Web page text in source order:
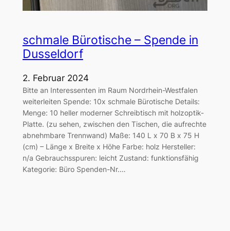
schmale Bürotische – Spende in
Dusseldorf
2. Februar 2024
Bitte an Interessenten im Raum Nordrhein-Westfalen
weiterleiten Spende: 10x schmale Bürotische Details:
Menge: 10 heller moderner Schreibtisch mit holzoptik-
Platte. (zu sehen, zwischen den Tischen, die aufrechte
abnehmbare Trennwand) Maße: 140 L x 70 B x 75 H
(cm) – Länge x Breite x Höhe Farbe: holz Hersteller:
n/a Gebrauchsspuren: leicht Zustand: funktionsfähig
Kategorie: Büro Spenden-Nr.…